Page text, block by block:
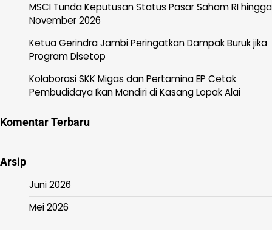
MSCI Tunda Keputusan Status Pasar Saham RI hingga
November 2026
Ketua Gerindra Jambi Peringatkan Dampak Buruk jika
Program Disetop
Kolaborasi SKK Migas dan Pertamina EP Cetak
Pembudidaya Ikan Mandiri di Kasang Lopak Alai
Komentar Terbaru
Arsip
Juni 2026
Mei 2026